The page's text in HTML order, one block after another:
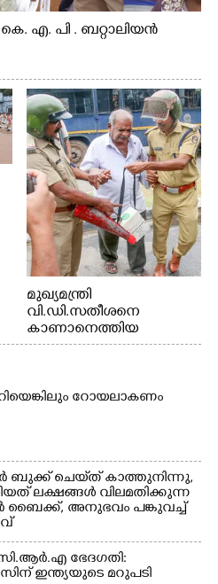
എ. പി . ബറ്റാലിയൻ
മുഖ്യമന്ത്രി
വി.ഡി.സതീശനെ
കാണാനെത്തിയ
മോഹനൻ നായർ
റോയലാകണം
ചെയ്‌ത് കാത്തുനിന്നു,​
ലക്ഷങ്ങൾ വിലമതിക്കുന്ന
ബൈക്ക്,​ അനുഭവം പങ്കുവച്ച്
ഭേദഗതി:
ഇന്ത്യയുടെ മറുപടി